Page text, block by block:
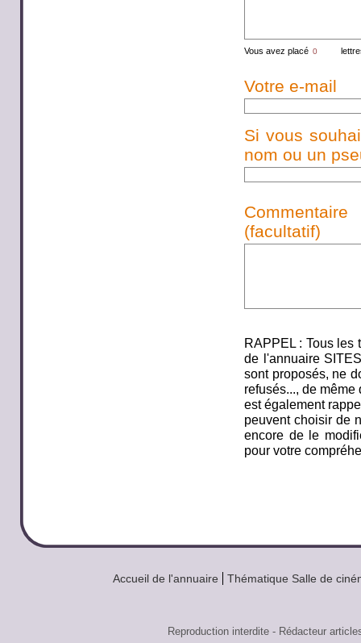
Vous avez placé
Votre e-mail
Si vous
nom ou un
(facultatif)
RAPPEL : Tous les
de l'annuaire
sont proposés, ne
refusés..., de
est également
peuvent choisir de
encore de le
pour votre
Accueil de l'annuaire Thématique Salle de
Reproduction interdite - Rédacteur